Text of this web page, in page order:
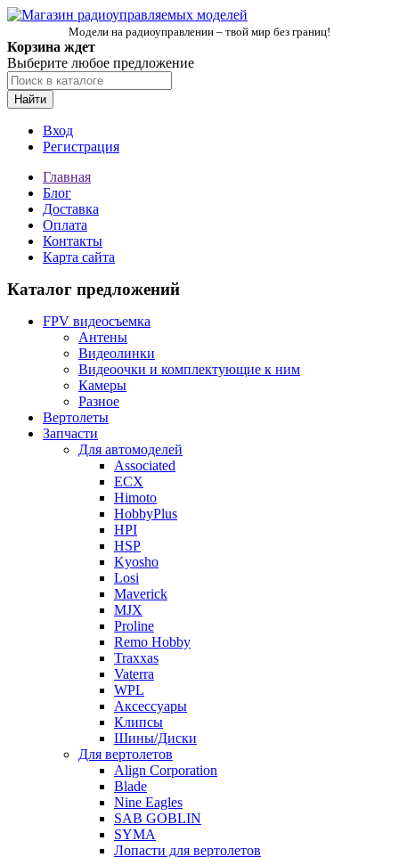
Модели на радиоуправлении – твой мир без границ!
Корзина ждет
Выберите любое предложение
Найти
Вход
Регистрация
Главная
Блог
Доставка
Оплата
Контакты
Карта сайта
Каталог предложений
FPV видеосъемка
Антены
Видеолинки
Видеоочки и комплектующие к ним
Камеры
Разное
Вертолеты
Запчасти
Для автомоделей
Associated
ECX
Himoto
HobbyPlus
HPI
HSP
Kyosho
Losi
Maverick
MJX
Proline
Remo Hobby
Traxxas
Vaterra
WPL
Аксессуары
Клипсы
Шины/Диски
Для вертолетов
Align Corporation
Blade
Nine Eagles
SAB GOBLIN
SYMA
Лопасти для вертолетов